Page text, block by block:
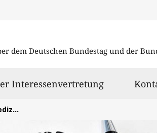
dem Deutschen Bundestag und der
Interessenvertretung